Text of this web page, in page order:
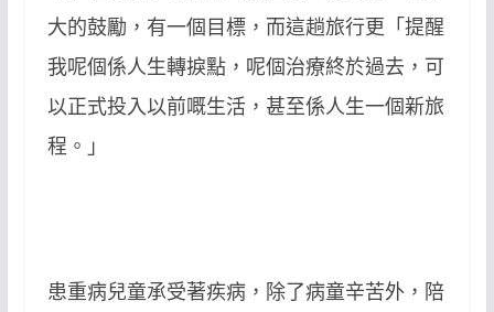
大的鼓勵，有一個目標，而這趟旅行更「提醒
我呢個係人生轉捩點，呢個治療終於過去，可
以正式投入以前嘅生活，甚至係人生一個新旅
程。」
患重病兒童承受著疾病，除了病童辛苦外，陪